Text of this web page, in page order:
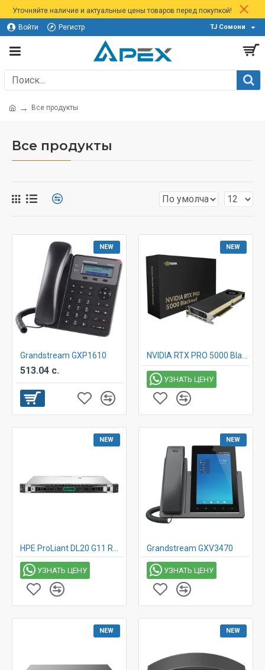
Уточняйте наличие и актуальные цены товаров перед покупкой!
Войти Регистр TJ Сомони
Все продукты
Все продукты
NEW
Grandstream GXP1610
513.04 с.
NEW
УЗНАТЬ ЦЕНУ
NEW
УЗНАТЬ ЦЕНУ
NEW
Grandstream GXV3470
УЗНАТЬ ЦЕНУ
NEW NEW